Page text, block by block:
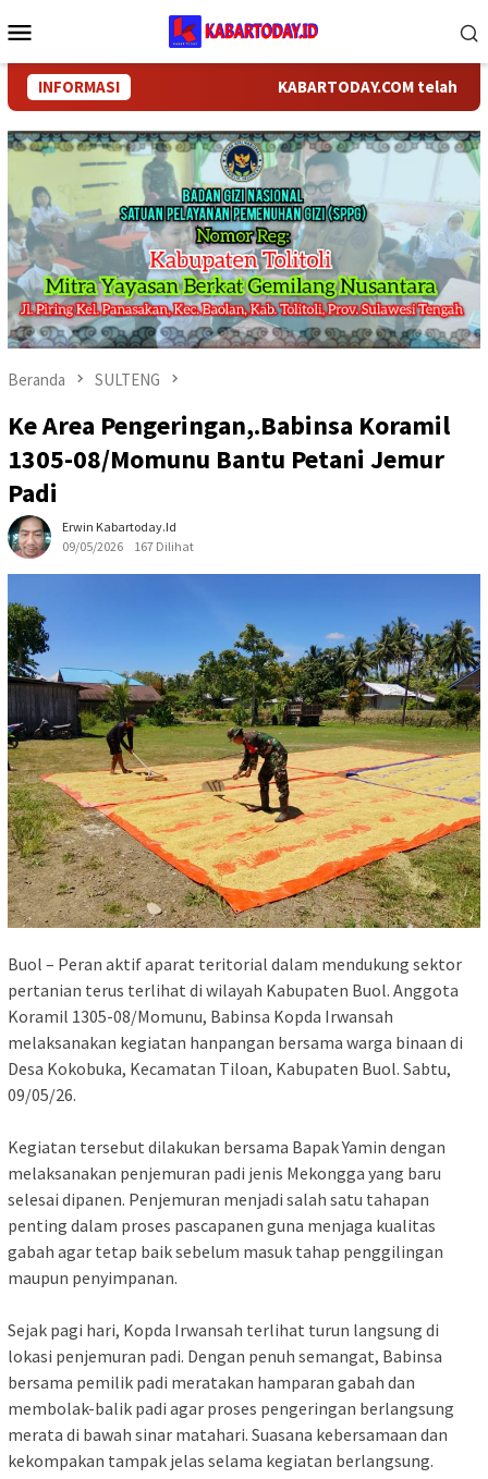
ke
Mobile
INFORMASI KABARTODAY.COM telah
Beranda SULTENG
Ke Area Pengeringan,.Babinsa Koramil
1305-08/Momunu Bantu Petani Jemur
Padi
Erwin Kabartoday.id
09/05/2026
167 Dilihat
Buol – Peran aktif aparat teritorial dalam mendukung sektor
pertanian terus terlihat di wilayah Kabupaten Buol. Anggota
Koramil 1305-08/Momunu, Babinsa Kopda Irwansah
melaksanakan kegiatan hanpangan bersama warga binaan di
Desa Kokobuka, Kecamatan Tiloan, Kabupaten Buol. Sabtu,
09/05/26.
Kegiatan tersebut dilakukan bersama Bapak Yamin dengan
melaksanakan penjemuran padi jenis Mekongga yang baru
selesai dipanen. Penjemuran menjadi salah satu tahapan
penting dalam proses pascapanen guna menjaga kualitas
gabah agar tetap baik sebelum masuk tahap penggilingan
maupun penyimpanan.
Sejak pagi hari, Kopda Irwansah terlihat turun langsung di
lokasi penjemuran padi. Dengan penuh semangat, Babinsa
bersama pemilik padi meratakan hamparan gabah dan
membolak-balik padi agar proses pengeringan berlangsung
merata di bawah sinar matahari. Suasana kebersamaan dan
kekompakan tampak jelas selama kegiatan berlangsung.